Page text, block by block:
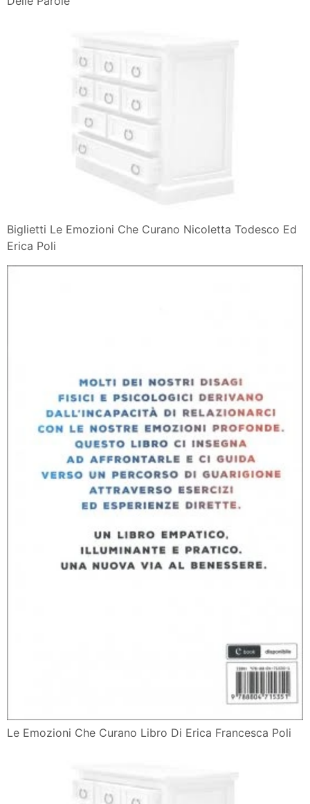
Biglietti Le Emozioni Che Curano Nicoletta Todesco Ed
Erica Poli
Le Emozioni Che Curano Libro Di Erica Francesca Poli